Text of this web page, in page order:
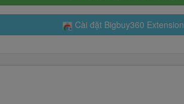
Cài đặt Bigbuy360 Extension